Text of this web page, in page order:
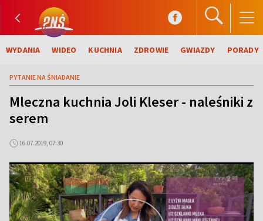
WYDANIA WIDEO KUCHNIA ZDROWIE GWIAZDY PORADY
PYTANIE NA ŚNIADANIE
Mleczna kuchnia Joli Kleser - naleśniki z
serem
16.07.2019, 07:30